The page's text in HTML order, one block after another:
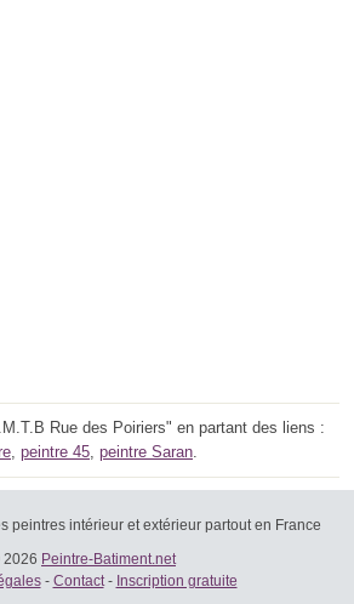
Rue des Poiriers" en partant des liens :
peintre 45 peintre Saran
peintres intérieur et extérieur partout en France
Peintre-Batiment.net
- Contact- Inscription gratuite